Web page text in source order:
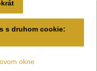
s druhom cookie:
okne